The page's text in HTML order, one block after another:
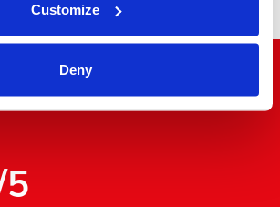
Customize
Deny
a due passi"